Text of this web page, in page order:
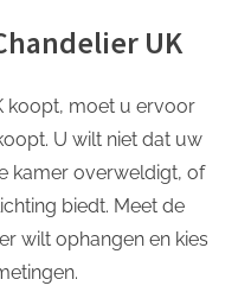
UK
koopt, moet u ervoor
U wilt niet dat uw
kamer overweldigt, of
biedt. Meet de
wilt ophangen en kies